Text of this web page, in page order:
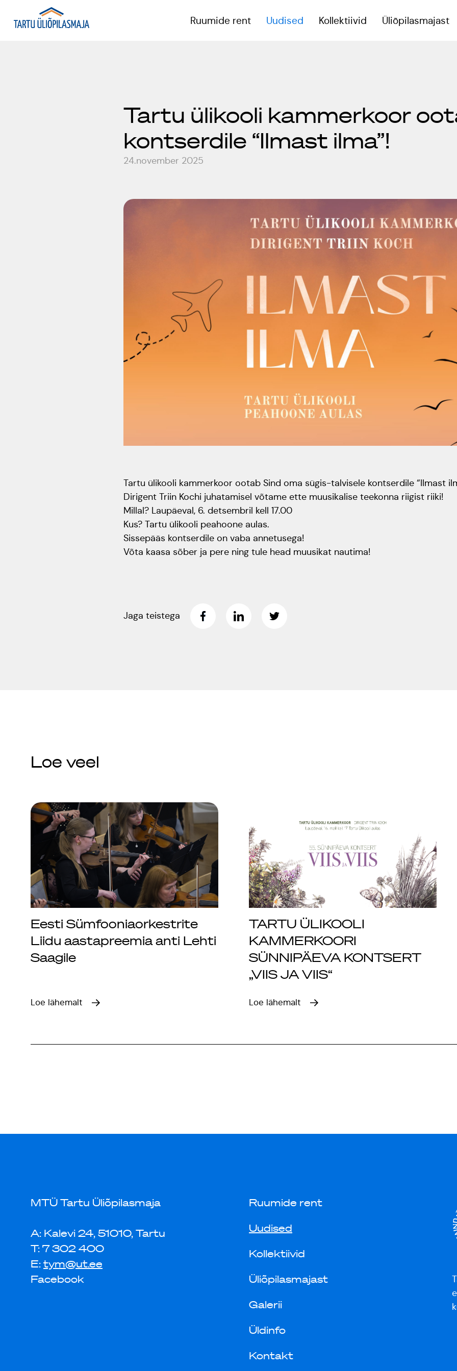
Ruumide rent
Treeningsaal
Konverentsiruum
Uudised Kollektiivid Üliõpilasmajast
Tartu ülikooli kammerkoor
kontserdile “Ilmast ilma”!
24.november 2025
Tartu ülikooli kammerkoor ootab Sind oma sügis-talvisele kontserdile “Ilmast
Dirigent Triin Kochi juhatamisel võtame ette muusikalise teekonna riigist riiki!
Millal? Laupäeval, 6. detsembril kell 17.00
Kus? Tartu ülikooli peahoone aulas.
Sissepääs kontserdile on vaba annetusega!
Võta kaasa sõber ja pere ning tule head muusikat nautima!
Jaga teistega
Loe veel
Eesti Sümfooniaorkestrite
Liidu aastapreemia anti Lehti
Saagile
Loe lähemalt
TARTU ÜLIKOOLI
KAMMERKOORI
SÜNNIPÄEVA KONTSERT
„VIIS JA VIIS“
Loe lähemalt
MTÜ Tartu Üliõpilasmaja
A: Kalevi 24, 51010, Tartu
T: 7 302 400
E: tym@ut.ee
Facebook
Ruumide rent
Uudised
Kollektiivid
Üliõpilasmajast
Galerii
Üldinfo
Kontakt